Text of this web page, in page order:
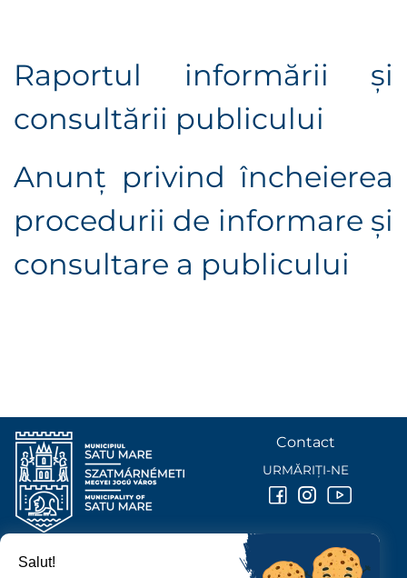
Raportul informării şi
consultării publicului
Anunţ privind încheierea
procedurii de informare şi
consultare a publicului
PRIMĂRIA MUNICIPIULUI
Contact
URMĂRIȚI-NE
Salut!